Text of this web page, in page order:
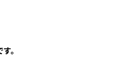
。